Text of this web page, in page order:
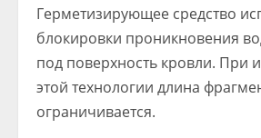
Герметизирующее средство
блокировки проникновения
под поверхность кровли. При
этой технологии длина
ограничивается.